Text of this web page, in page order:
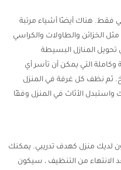
فقط. هناك أيضًا أشياء مرتبة
الخزائن والطاولات والكراسي
المنازل البسيطة
وكاملة التي يمكن أن تأسر أي
ثم نظف كل غرفة في المنزل
واستبدل الأثاث في المنزل وفقًا
لديك منزل كهدف تدريبي. يمكنك
الانتهاء من التنظيف ، سيكون